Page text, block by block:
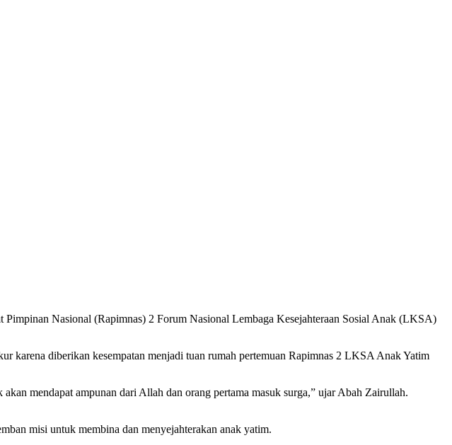
Nasional (Rapimnas) 2 Forum Nasional Lembaga Kesejahteraan Sosial Anak (LKSA)
karena diberikan kesempatan menjadi tuan rumah pertemuan Rapimnas 2 LKSA Anak Yatim
mendapat ampunan dari Allah dan orang pertama masuk surga,” ujar Abah Zairullah.
misi untuk membina dan menyejahterakan anak yatim.